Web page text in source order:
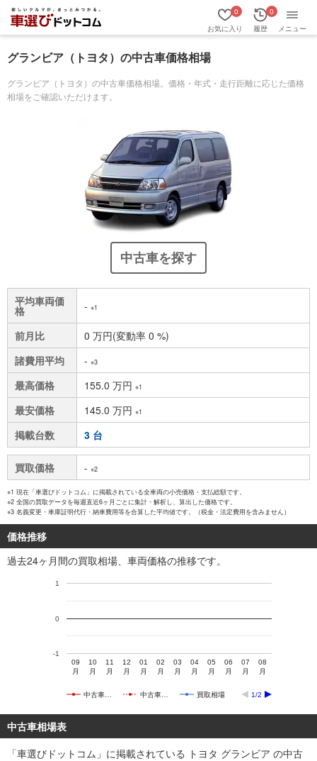
お気に入り
0
履歴
0
メニュー
グランビア（トヨタ）の中古車価格相場
グランビア（トヨタ）の中古車価格相場。価格・年式・走行距離に応じた価格
相場をご確認いただけます。
中古車を探す
平均車両価
格 - ※1
前月比
0 万円(変動率 0 %)
諸費用平均
- ※3
最高価格 155.0 万円 ※1
最安価格 145.0 万円 ※1
掲載台数 3 台
買取価格 - ※2
※1 現在「車選びドットコム」に掲載されている全車両の小売価格・支払総額です。
※2 全国の買取データを毎週直近6ヶ月ごとに集計・解析し、算出した価格です。
※3 名義変更・車庫証明代行・納車費用等を合算した平均値です。（税金・法定費用を含みません）
価格推移
過去24ヶ月間の買取相場、車両価格の推移です。
中古車… 中古車… 買取相場 1/2
09
月
10
月
11
月
12
月
01
月
02
月
03
月
04
月
05
月
06
月
07
月
08
月
-1
0
1
中古車相場表
「車選びドットコム」に掲載されている トヨタ グランビア の中古